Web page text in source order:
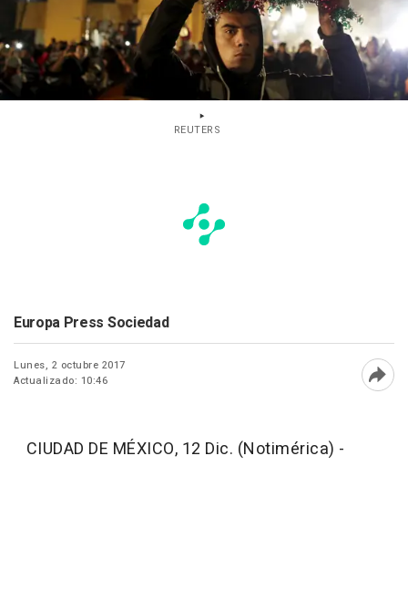
REUTERS
Europa Press Sociedad
Lunes, 2 octubre 2017
Actualizado: 10:46
CIUDAD DE MÉXICO, 12 Dic. (Notimérica) -